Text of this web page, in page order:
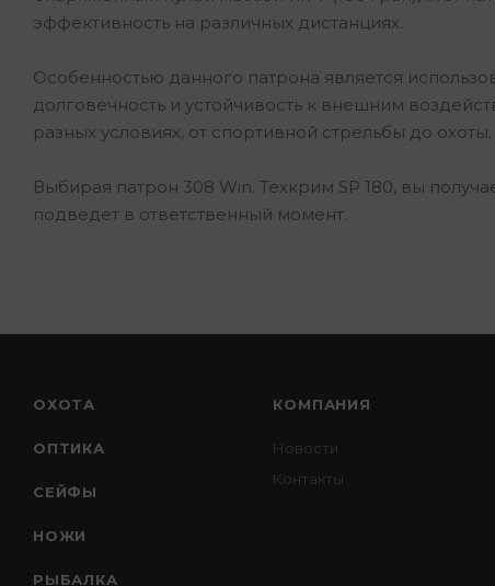
эффективность на различных дистанциях.
Особенностью данного патрона является
долговечность и устойчивость к внешним
разных условиях, от спортивной стрельбы до охоты.
Выбирая патрон 308 Win. Техкрим SP 180, вы
подведет в ответственный момент.
ОХОТА
ОПТИКА
СЕЙФЫ
НОЖИ
РЫБАЛКА
КОМПАНИЯ
Новости
Контакты